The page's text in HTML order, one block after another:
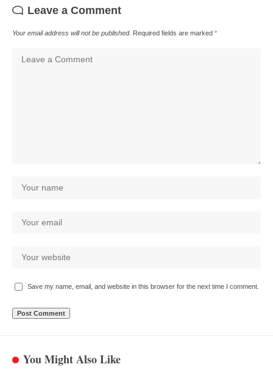
Leave a Comment
Your email address will not be published. Required fields are marked *
Save my name, email, and website in this browser for the next time I comment.
You Might Also Like